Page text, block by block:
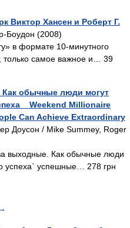
Виктор Хансен и Роберт Г.
Боудон (2008)
в формате 10-минутного
только самое важное и… 39
обычные люди могут
_ Weekend Millionaire
Can Achieve Extraordinary
Доусон / Mike Summey, Roger
выходные. Как обычные люди
успеха` успешные… 278 грн